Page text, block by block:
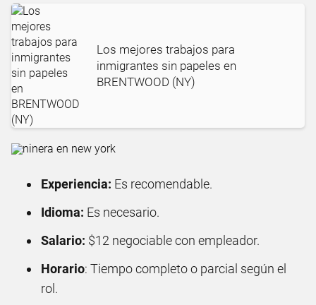
Los mejores trabajos para
inmigrantes sin papeles en
BRENTWOOD (NY)
Experiencia: Es recomendable.
Idioma: Es necesario.
Salario: $12 negociable con empleador.
Horario: Tiempo completo o parcial según el
rol.